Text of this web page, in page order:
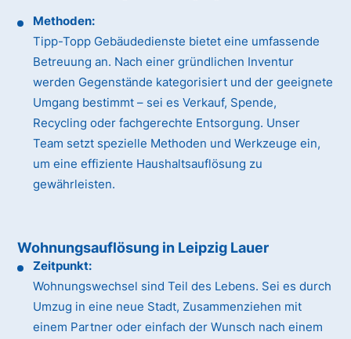
Methoden:
Tipp-Topp Gebäudedienste bietet eine umfassende
Betreuung an. Nach einer gründlichen Inventur
werden Gegenstände kategorisiert und der geeignete
Umgang bestimmt – sei es Verkauf, Spende,
Recycling oder fachgerechte Entsorgung. Unser
Team setzt spezielle Methoden und Werkzeuge ein,
um eine effiziente Haushaltsauflösung zu
gewährleisten.
Wohnungsauflösung in Leipzig Lauer
Zeitpunkt:
Wohnungswechsel sind Teil des Lebens. Sei es durch
Umzug in eine neue Stadt, Zusammenziehen mit
einem Partner oder einfach der Wunsch nach einem